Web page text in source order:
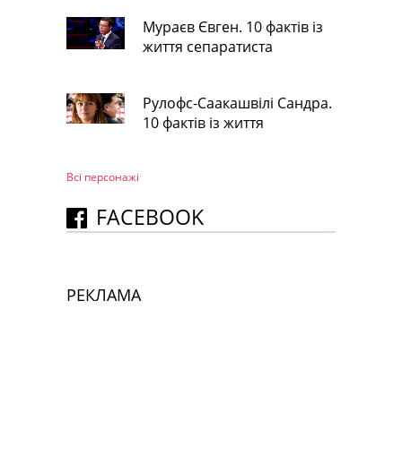
Мураєв Євген. 10 фактів із
життя сепаратиста
Рулофс-Саакашвілі Сандра.
10 фактів із життя
Всі персонажi
FACEBOOK
РЕКЛАМА